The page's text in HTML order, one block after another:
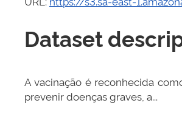
Dataset
A vacinação é reconhecida
prevenir doenças graves, a...